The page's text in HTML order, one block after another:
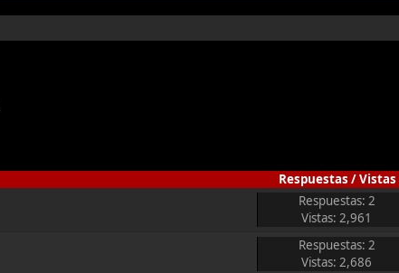
Respuestas /Vistas
Respuestas: 2
Vistas: 2,961
Respuestas: 2
Vistas: 2,686